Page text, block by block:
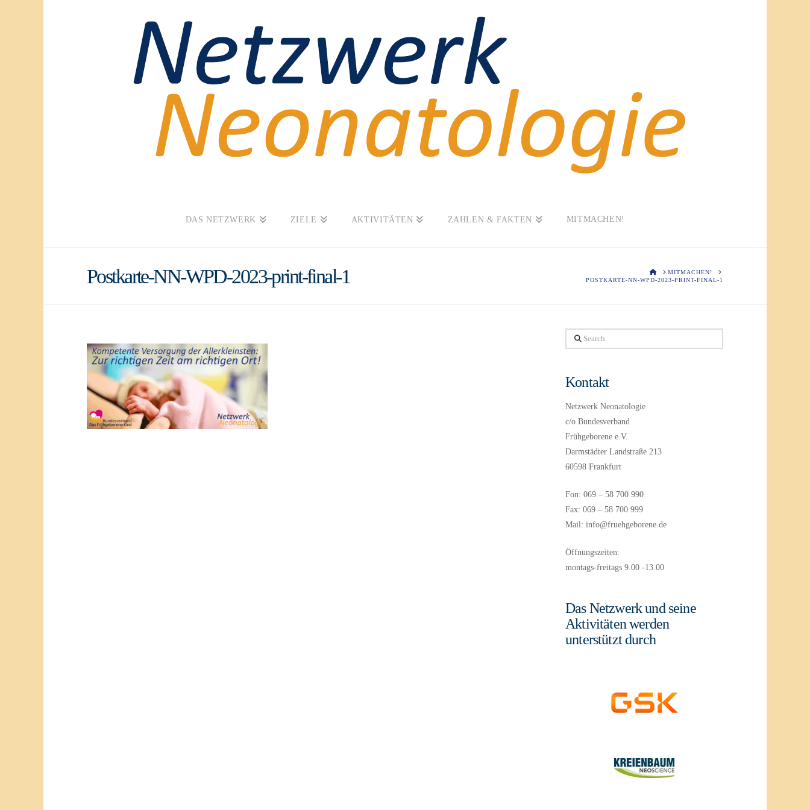
DAS NETZWERK ZIELE AKTIVITÄTEN ZAHLEN & FAKTEN MITMACHEN!
Postkarte-NN-WPD-2023-print-final-1 HOMEMITMACHEN!
POSTKARTE-NN-WPD-2023-PRINT-FINAL-1
Search
Kontakt
Netzwerk Neonatologie
c/o Bundesverband
Frühgeborene e.V.
Darmstädter Landstraße 213
60598 Frankfurt
Fon: 069 – 58 700 990
Fax: 069 – 58 700 999
Mail: info@fruehgeborene.de
Öffnungszeiten:
montags-freitags 9.00 -13.00
Das Netzwerk und seine
Aktivitäten werden
unterstützt durch